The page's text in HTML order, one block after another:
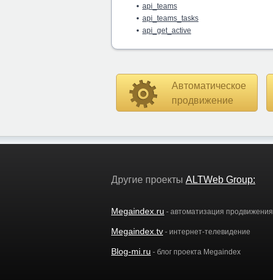
api_teams
api_teams_tasks
api_get_active
Автоматическое
продвижение
Другие проекты ALTWeb Group:
Megaindex.ru - автоматизация продвижения
Megaindex.tv - интернет-телевидение
Blog-mi.ru - блог проекта Megaindex